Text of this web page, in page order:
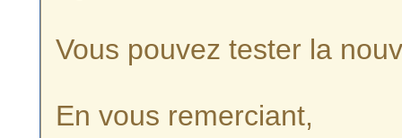
Vous pouvez tester la
En vous remerciant,